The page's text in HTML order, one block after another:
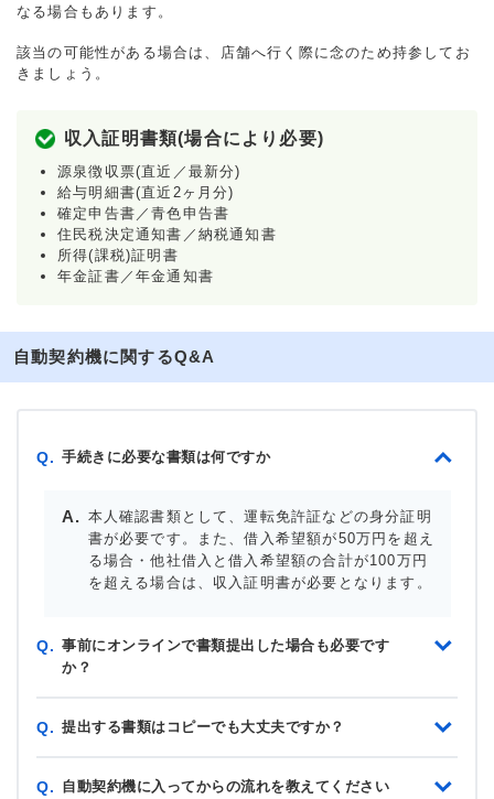
なる場合もあります。
該当の可能性がある場合は、店舗へ行く際に念のため持参してお
きましょう。
収入証明書類(場合により必要)
源泉徴収票(直近／最新分)
給与明細書(直近2ヶ月分)
確定申告書／青色申告書
住民税決定通知書／納税通知書
所得(課税)証明書
年金証書／年金通知書
自動契約機に関するQ&A
Q. 手続きに必要な書類は何ですか
本人確認書類として、運転免許証などの身分証明
書が必要です。また、借入希望額が50万円を超え
る場合・他社借入と借入希望額の合計が100万円
を超える場合は、収入証明書が必要となります。
Q. 事前にオンラインで書類提出した場合も必要です
か？
Q. 提出する書類はコピーでも大丈夫ですか？
Q. 自動契約機に入ってからの流れを教えてください